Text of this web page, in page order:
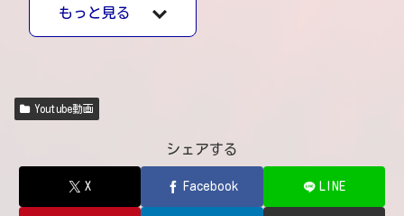
もっと見る
Youtube動画
シェアする
X Facebook LINE